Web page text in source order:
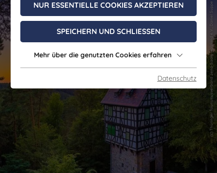
(c) Thüringer Tourismusverband Jena-Saale-Holzland e.V., Daniel Suppe
(c) Thüringer Tourismusverband Jena-Saale-Holzland e.V., Daniel Suppe
NUR ESSENTIELLE COOKIES AKZEPTIEREN
SPEICHERN UND SCHLIESSEN
Mehr über die genutzten Cookies erfahren
Datenschutz